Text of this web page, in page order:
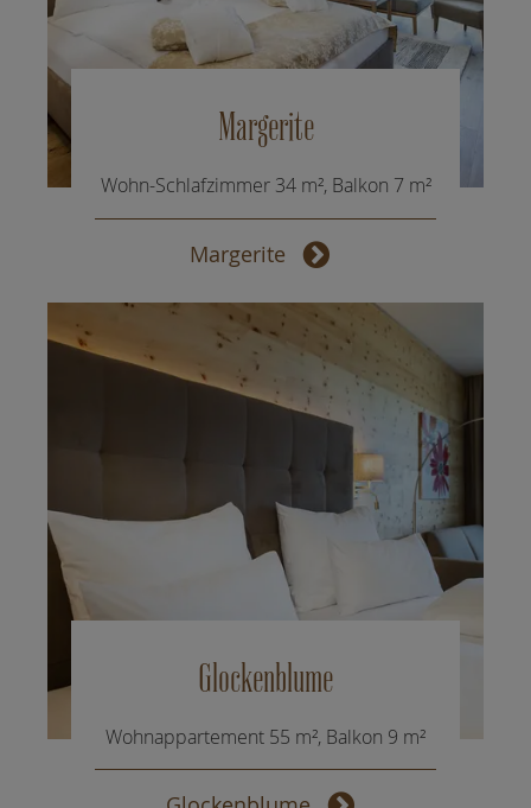
Margerite
Wohn-Schlafzimmer 34 m², Balkon 7 m²
Margerite
Glockenblume
Wohnappartement 55 m², Balkon 9 m²